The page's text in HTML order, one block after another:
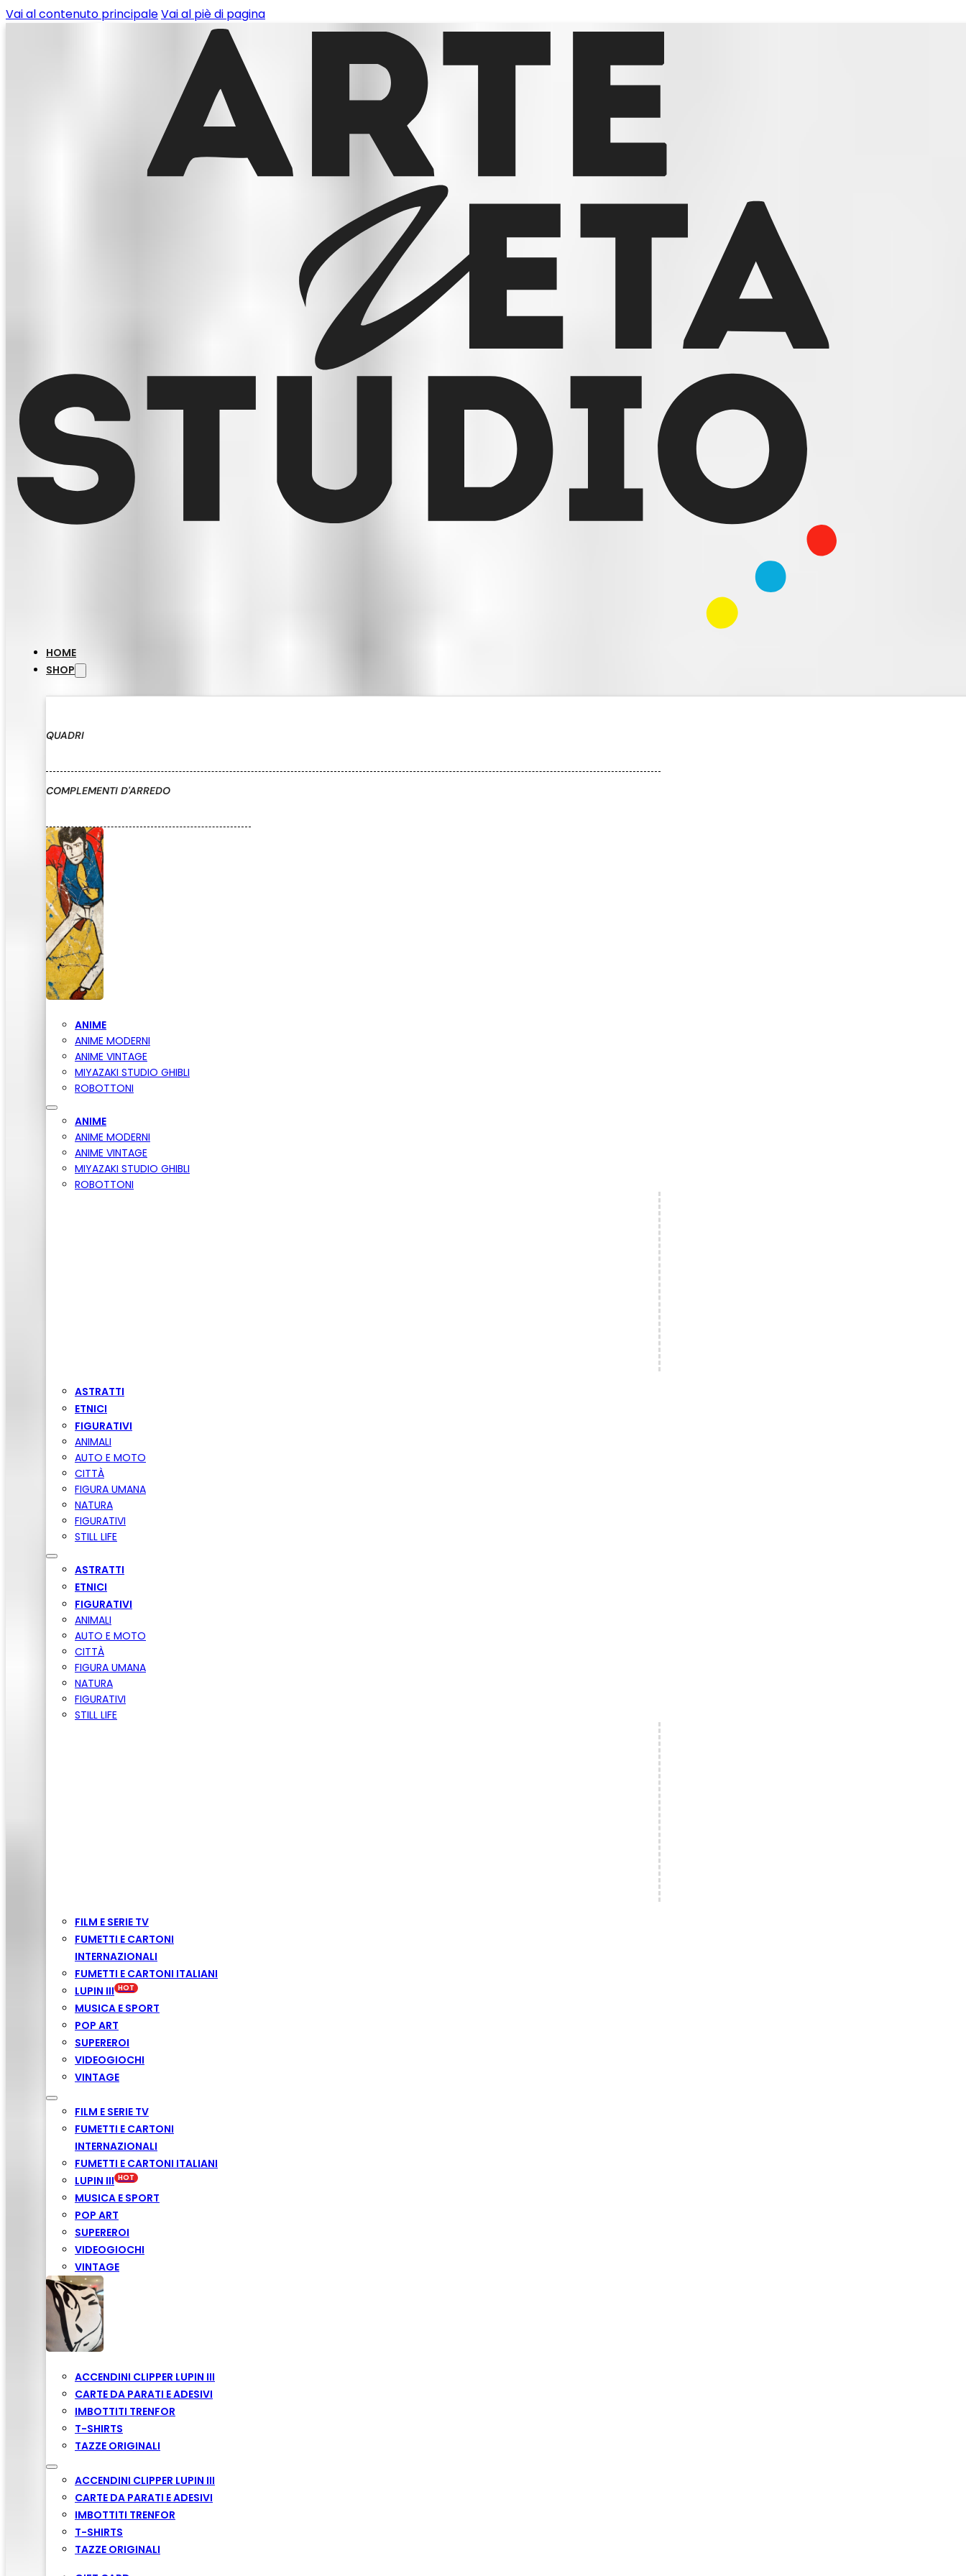
Vai al contenuto principaleVai al piè di pagina
HOME
SHOP
QUADRI
COMPLEMENTI D'ARREDO
ANIME
ANIME MODERNI
ANIME VINTAGE
MIYAZAKI STUDIO GHIBLI
ROBOTTONI
ANIME
ANIME MODERNI
ANIME VINTAGE
MIYAZAKI STUDIO GHIBLI
ROBOTTONI
ASTRATTI
ETNICI
FIGURATIVI
ANIMALI
AUTO E MOTO
CITTÀ
FIGURA UMANA
NATURA
FIGURATIVI
STILL LIFE
ASTRATTI
ETNICI
FIGURATIVI
ANIMALI
AUTO E MOTO
CITTÀ
FIGURA UMANA
NATURA
FIGURATIVI
STILL LIFE
FILM E SERIE TV
FUMETTI E CARTONI
INTERNAZIONALI
FUMETTI E CARTONI ITALIANI
LUPIN III
MUSICA E SPORT
POP ART
SUPEREROI
VIDEOGIOCHI
VINTAGE
FILM E SERIE TV
FUMETTI E CARTONI
INTERNAZIONALI
FUMETTI E CARTONI ITALIANI
LUPIN III
MUSICA E SPORT
POP ART
SUPEREROI
VIDEOGIOCHI
VINTAGE
ACCENDINI CLIPPER LUPIN III
CARTE DA PARATI E ADESIVI
IMBOTTITI TRENFOR
T-SHIRTS
TAZZE ORIGINALI
ACCENDINI CLIPPER LUPIN III
CARTE DA PARATI E ADESIVI
IMBOTTITI TRENFOR
T-SHIRTS
TAZZE ORIGINALI